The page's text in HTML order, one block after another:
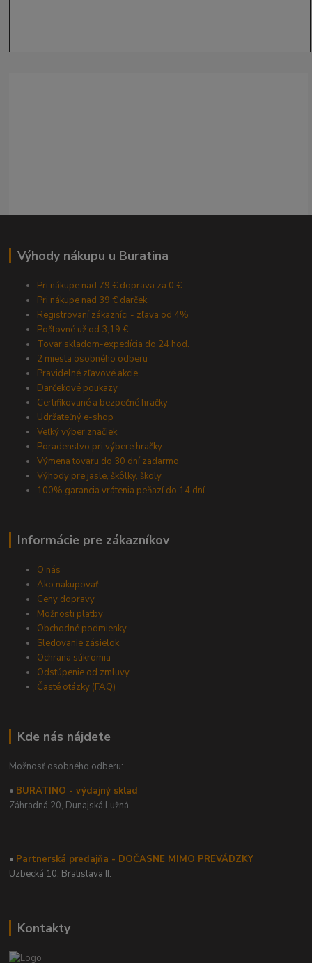
Výhody nákupu u Buratina
Pri nákupe nad 79 € doprava za 0 €
Pri nákupe nad 39 € darček
Registrovaní zákazníci - zľava od 4%
Poštovné už od 3,19 €
Tovar skladom-expedícia do 24 hod.
2 miesta osobného odberu
Pravidelné zľavové akcie
Darčekové poukazy
Certifikované a bezpečné hračky
Udržateľný e-shop
Veľký výber značiek
Poradenstvo pri výbere hračky
Výmena tovaru do 30 dní zadarmo
Výhody pre jasle, škôlky, školy
100% garancia vrátenia peňazí do 14 dní
Informácie pre zákazníkov
O nás
Ako nakupovať
Ceny dopravy
Možnosti platby
Obchodné podmienky
Sledovanie zásielok
Ochrana súkromia
Odstúpenie od zmluvy
Časté otázky (FAQ)
Kde nás nájdete
Možnosť osobného odberu:
• BURATINO - výdajný sklad
Záhradná 20, Dunajská Lužná
• Partnerská predajňa - DOČASNE MIMO PREVÁDZKY
Uzbecká 10, Bratislava II.
Kontakty